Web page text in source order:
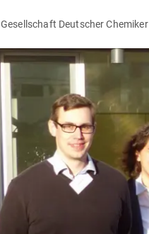
Gesellschaft Deutscher Chemiker